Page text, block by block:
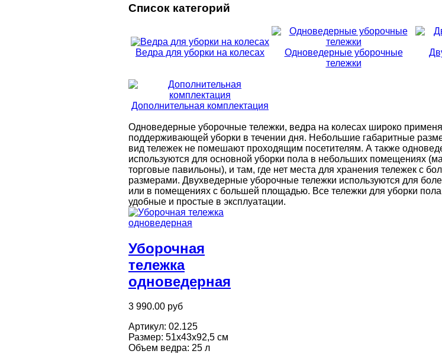
Список категорий
Ведра для уборки на колесах
Одноведерные уборочные
тележки
Дополнительная комплектация
Одноведерные уборочные тележки, ведра на колесах широко
поддерживающей уборки в течении дня. Небольшие габаритные
вид тележек не помешают проходящим посетителям. А также
используются для основной уборки пола в небольших помещениях
торговые павильоны), и там, где нет места для хранения тележек с
размерами. Двухведерные уборочные тележки используются для
или в помещениях с большей площадью. Все тележки для уборки
удобные и простые в эксплуатации.
Уборочная
тележка
одноведерная
3 990.00 руб
Артикул: 02.125
Размер: 51х43х92,5 см
Объем ведра: 25 л